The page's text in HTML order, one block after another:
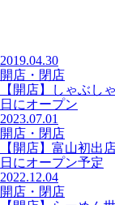
2019.04.30
開店・閉店
【開店】しゃぶし
日にオープン
2023.07.01
開店・閉店
【開店】富山初出
日にオープン予定
2022.12.04
開店・閉店